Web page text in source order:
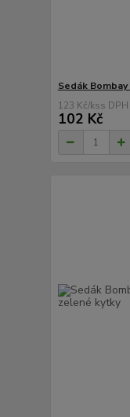
Sedák
123 Kč/ks
102 Kč